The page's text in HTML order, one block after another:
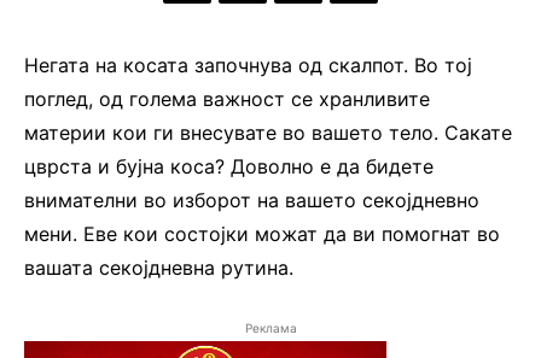
Негата на косата започнува од скалпот. Во тој
поглед, од голема важност се хранливите
материи кои ги внесувате во вашето тело. Сакате
цврста и бујна коса? Доволно е да бидете
внимателни во изборот на вашето секојдневно
мени. Еве кои состојки можат да ви помогнат во
вашата секојдневна рутина.
Реклама